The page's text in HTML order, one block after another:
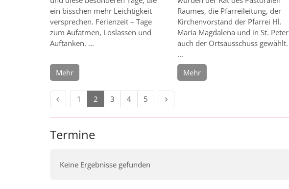
ein bisschen mehr Leichtigkeit
versprechen. Ferienzeit – Tage
zum Aufatmen, Loslassen und
Auftanken. ...
Mehr
Raumes, die Pfarreileitung, der
Kirchenvorstand der Pfarrei Hl.
Maria Magdalena und in St. Peter
auch der Ortsausschuss gewählt.
...
Mehr
Vorherige Seite
1 2 3 4 5 Nächste Seite
Termine
Keine Ergebnisse gefunden